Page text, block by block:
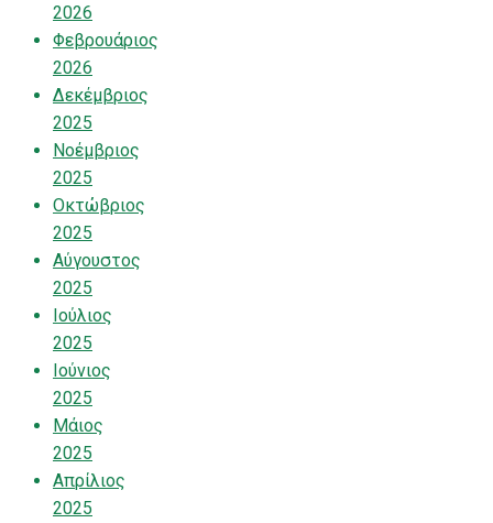
2026
Φεβρουάριος
2026
Δεκέμβριος
2025
Νοέμβριος
2025
Οκτώβριος
2025
Αύγουστος
2025
Ιούλιος
2025
Ιούνιος
2025
Μάιος
2025
Απρίλιος
2025